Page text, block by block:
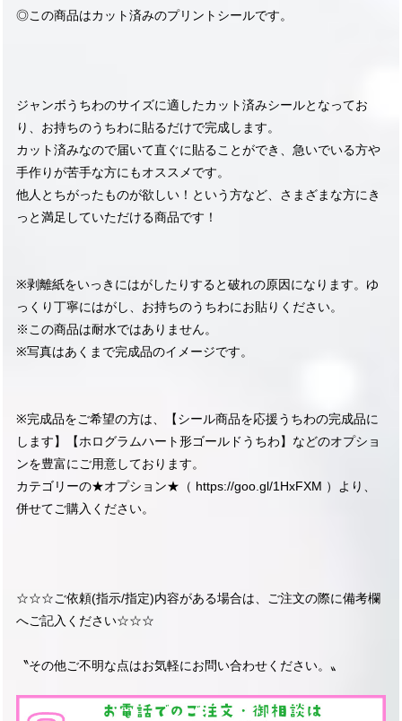
◎この商品はカット済みのプリントシールです。
ジャンボうちわのサイズに適したカット済みシールとなってお
り、お持ちのうちわに貼るだけで完成します。
カット済みなので届いて直ぐに貼ることができ、急いでいる方や
手作りが苦手な方にもオススメです。
他人とちがったものが欲しい！という方など、さまざまな方にき
っと満足していただける商品です！
※剥離紙をいっきにはがしたりすると破れの原因になります。ゆ
っくり丁寧にはがし、お持ちのうちわにお貼りください。
※この商品は耐水ではありません。
※写真はあくまで完成品のイメージです。
※完成品をご希望の方は、【シール商品を応援うちわの完成品に
します】【ホログラムハート形ゴールドうちわ】などのオプショ
ンを豊富にご用意しております。
カテゴリーの★オプション★（ https://goo.gl/1HxFXM ）より、
併せてご購入ください。
☆☆☆ご依頼(指示/指定)内容がある場合は、ご注文の際に備考欄
へご記入ください☆☆☆
〝その他ご不明な点はお気軽にお問い合わせください。〟